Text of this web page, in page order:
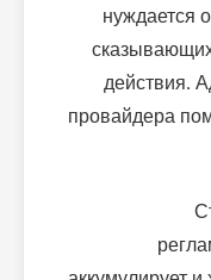
нуждается
действия.
провайдера